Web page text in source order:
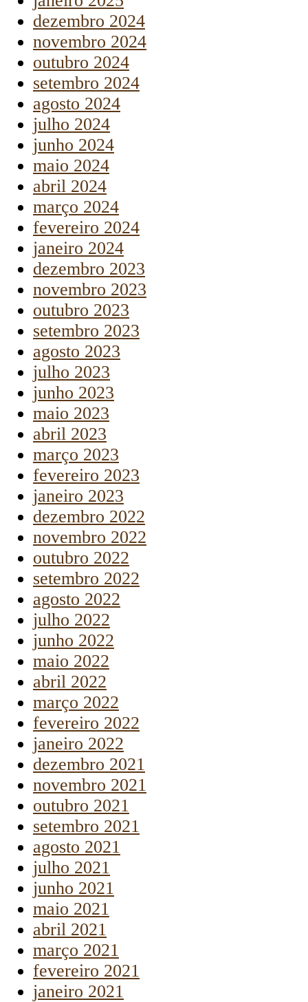
dezembro 2024
novembro 2024
outubro 2024
setembro 2024
agosto 2024
julho 2024
junho 2024
maio 2024
abril 2024
março 2024
fevereiro 2024
janeiro 2024
dezembro 2023
novembro 2023
outubro 2023
setembro 2023
agosto 2023
julho 2023
junho 2023
maio 2023
abril 2023
março 2023
fevereiro 2023
janeiro 2023
dezembro 2022
novembro 2022
outubro 2022
setembro 2022
agosto 2022
julho 2022
junho 2022
maio 2022
abril 2022
março 2022
fevereiro 2022
janeiro 2022
dezembro 2021
novembro 2021
outubro 2021
setembro 2021
agosto 2021
julho 2021
junho 2021
maio 2021
abril 2021
março 2021
fevereiro 2021
janeiro 2021